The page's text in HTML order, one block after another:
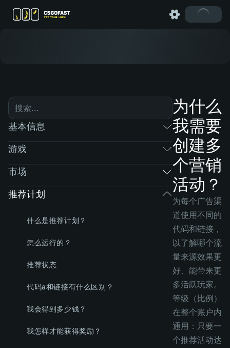
基本信息
游戏
市场
推荐计划
什么是推荐计划？
怎么运行的？
推荐状态
代码a和链接有什么区别？
我会得到多少钱？
我怎样才能获得奖励？
为什么
我需要
创建多
个营销
活动？
为每个广告渠
道使用不同的
代码和链接，
以了解哪个流
量来源效果更
好、能带来更
多活跃玩家。
等级（比例）
在整个账户内
通用：只要一
个推荐活动达